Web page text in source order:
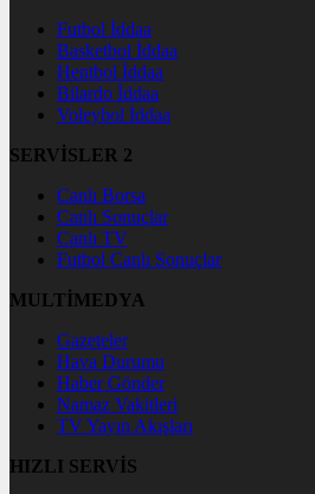
Futbol İddaa
Basketbol İddaa
Hentbol İddaa
Bilardo İddaa
Voleybol İddaa
SERVİSLER 2
Canlı Borsa
Canlı Sonuçlar
Canlı TV
Futbol Canlı Sonuçlar
MULTİMEDYA
Gazeteler
Hava Durumu
Haber Gönder
Namaz Vakitleri
TV Yayın Akışları
HIZLI SERVİS